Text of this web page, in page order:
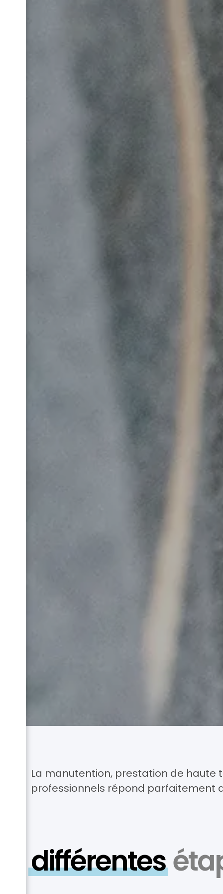
La manutention, prestation de haute
professionnels répond parfaitement
différentes